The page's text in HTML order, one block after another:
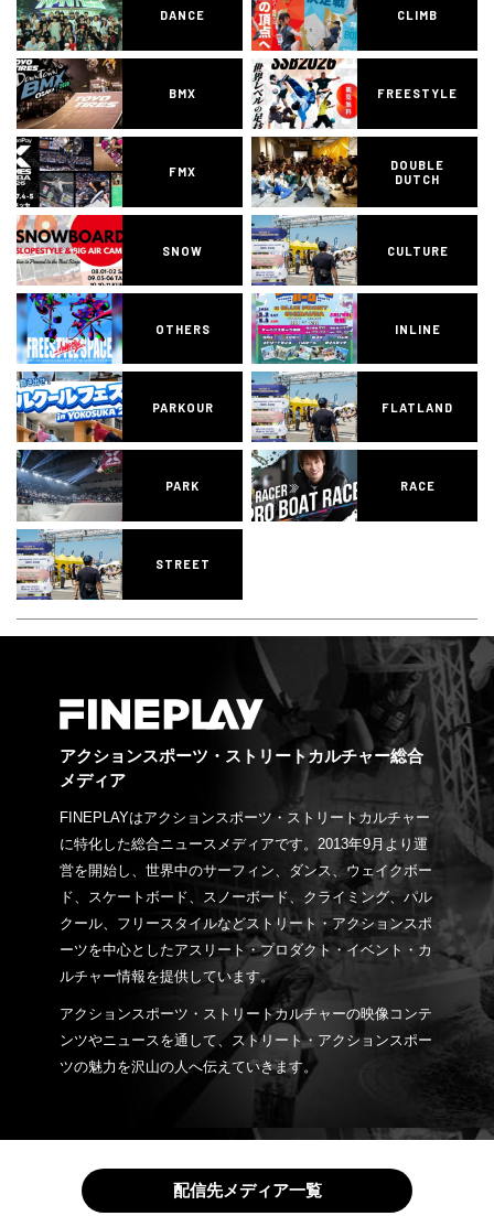
DANCE CLIMB
BMX FREESTYLE
FMX
DOUBLE
DUTCH
SNOW CULTURE
OTHERS INLINE
PARKOUR FLATLAND
PARK RACE
STREET
アクションスポーツ・ストリートカルチャー総合
メディア
FINEPLAYはアクションスポーツ・ストリートカルチャー
に特化した総合ニュースメディアです。2013年9月より運
営を開始し、世界中のサーフィン、ダンス、ウェイクボー
ド、スケートボード、スノーボード、クライミング、パル
クール、フリースタイルなどストリート・アクションスポ
ーツを中心としたアスリート・プロダクト・イベント・カ
ルチャー情報を提供しています。
アクションスポーツ・ストリートカルチャーの映像コンテ
ンツやニュースを通して、ストリート・アクションスポー
ツの魅力を沢山の人へ伝えていきます。
配信先メディア一覧